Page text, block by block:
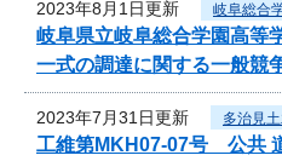
2023年8月1日更新 岐阜総合
岐阜県立岐阜総合学園高等
一式の調達に関する一般競
2023年7月31日更新 多治見
工維第MKH07-07号 公共